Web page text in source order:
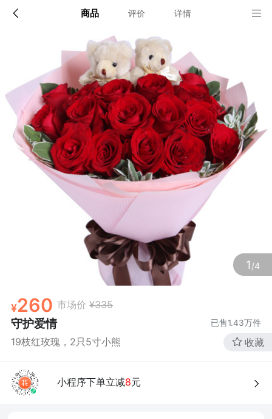
商品 评价 详情
1/4
260 市场价 ¥335
守护爱情 已售1.43万件
19枝红玫瑰，2只5寸小熊 收藏
小程序下单立减8元
配送说明
确定
店铺信息
该地区暂无配送门店
确定